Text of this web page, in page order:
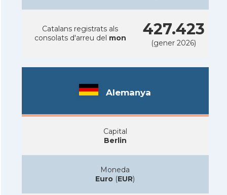
Catalans registrats als
consolats d'arreu del mon 427.423
(gener 2026)
Alemanya
Capital
Berlin
Moneda
Euro (EUR)